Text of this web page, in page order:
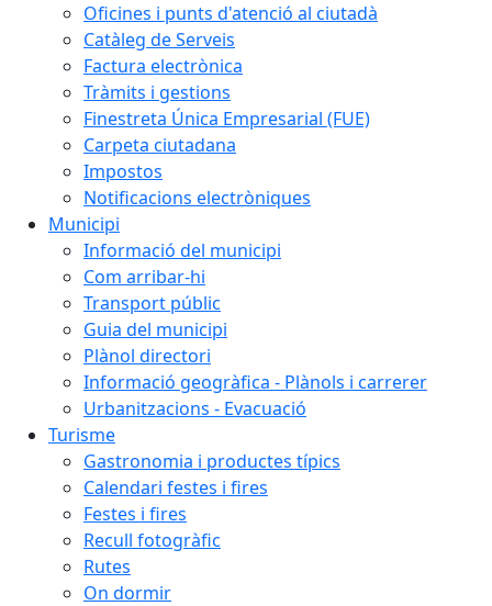
Oficines i punts d'atenció al ciutadà
Catàleg de Serveis
Factura electrònica
Tràmits i gestions
Finestreta Única Empresarial (FUE)
Carpeta ciutadana
Impostos
Notificacions electròniques
Municipi
Informació del municipi
Com arribar-hi
Transport públic
Guia del municipi
Plànol directori
Informació geogràfica - Plànols i carrerer
Urbanitzacions - Evacuació
Turisme
Gastronomia i productes típics
Calendari festes i fires
Festes i fires
Recull fotogràfic
Rutes
On dormir